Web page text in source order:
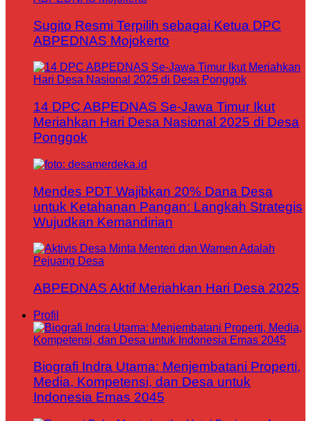
Sugito Resmi Terpilih sebagai Ketua DPC
ABPEDNAS Mojokerto
14 DPC ABPEDNAS Se-Jawa Timur Ikut
Meriahkan Hari Desa Nasional 2025 di Desa
Ponggok
Mendes PDT Wajibkan 20% Dana Desa
untuk Ketahanan Pangan: Langkah Strategis
Wujudkan Kemandirian
ABPEDNAS Aktif Meriahkan Hari Desa 2025
Profil
Biografi Indra Utama: Menjembatani Properti,
Media, Kompetensi, dan Desa untuk
Indonesia Emas 2045